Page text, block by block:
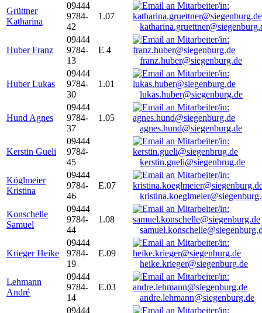
Grüttner
Katharina
09444
9784-
42
1.07
Huber Franz
09444
9784-
13
E 4
franz.huber@siegenburg.de
Huber Lukas
09444
9784-
30
1.01
lukas.huber@siegenburg.de
Hund Agnes
09444
9784-
37
1.05
agnes.hund@siegenburg.de
Kerstin Gueli
09444
9784-
45
kerstin.gueli@siegenbrug.de
Köglmeier
Kristina
09444
9784-
46
E.07
Konschelle
Samuel
09444
9784-
44
1.08
Krieger Heike
09444
9784-
19
E.09
heike.krieger@siegenburg.de
Lehmann
André
09444
9784-
14
E.03
andre.lehmann@siegenburg.de
09444